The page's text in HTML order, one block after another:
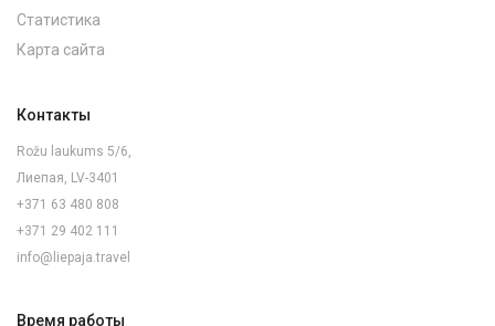
Статистика
Карта сайта
Контакты
Rožu laukums 5/6,
Лиепая, LV-3401
+371 63 480 808
+371 29 402 111
info@liepaja.travel
Время работы